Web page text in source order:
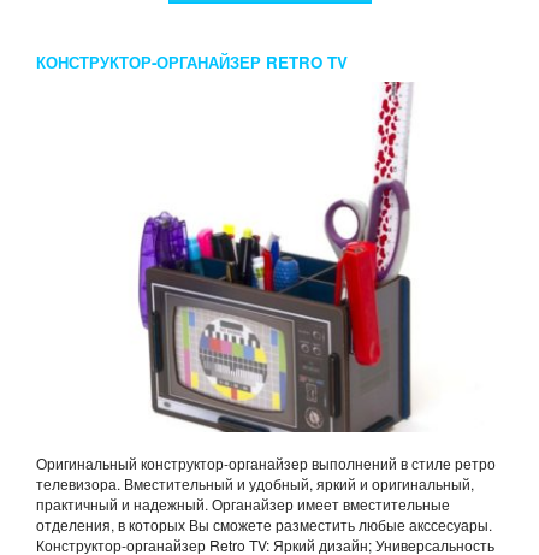
КОНСТРУКТОР-ОРГАНАЙЗЕР RETRO TV
Оригинальный конструктор-органайзер выполнений в стиле ретро
телевизора. Вместительный и удобный, яркий и оригинальный,
практичный и надежный. Органайзер имеет вместительные
отделения, в которых Вы сможете разместить любые акссесуары.
Конструктор-органайзер Retro TV: Яркий дизайн; Универсальность